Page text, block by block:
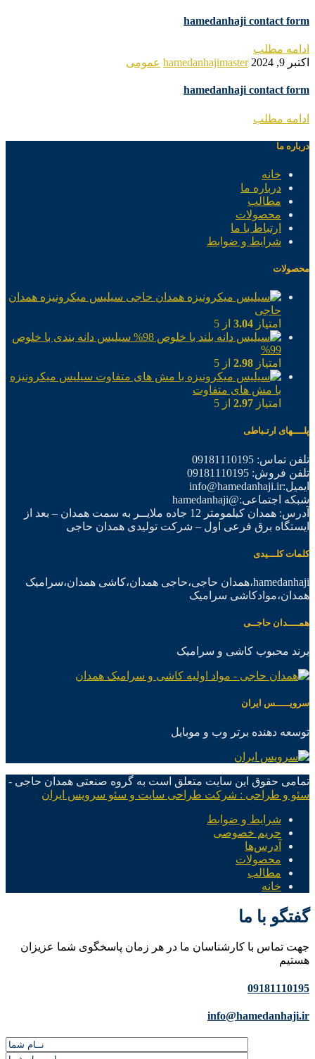
hamedanhaji contact form
ادامه مطلب
اکتبر 9, 2024
hamedanhajimaster عمومی
hamedanhaji contact form
ادامه مطلب
درباره ما
خانه
درباره ما
مطالب
محصولات
ارتباط با ما
شرایط و ضوابط
محصولات
سیلیس میکرونیزه همدان
حاجی
امتیاز 3.04 از 5
سیلیس دانه بندی با خلوص
99%
امتیاز 2.98 از 5
سیلیس میکرونیزه
با مش های متفاوت
امتیاز 2.97 از 5
پلــــهای ارتـباطی
تلفن تماس: 09181110195
تلفن فروش: 09181110195
ایمیل:info@hamedanhaji.ir
شبکه اجتماعی:@hamedanhaji
آدرس: همدان کیلمومتر 12 جاده ملایــر به سمت همدان – بعد از
ایستگاه برق فرعی اول – شرکت تولیدی همدان حاجی
کلمات کلـــیدی
hamedanhaji،همدان حاجی،حاجی همدان،کاشی همدان،سرامیک
همدان،موادکاشی سرامیک
همــــدان حاجــی
برند محبوب کاشی و سرامیک
سرویـــــس ایران
توسعه دهنده برتر وب و موبایل
تمامی حقوق این سایت متعلق است به گروه صنعتی همدان حاجی -
سئو و طراحی : شرکت طراحی سایت و سئو سرویس ایران
شرایط و ضوابط
حریم خصوصی
آدرس‌ها
محصولات
مطالب
خانه
گفتگو با ما
جهت تماس با کارشناسان ما در هر زمان پاسخگوی شما عزیزان
هستیم
09181110195
info@hamedanhaji.ir